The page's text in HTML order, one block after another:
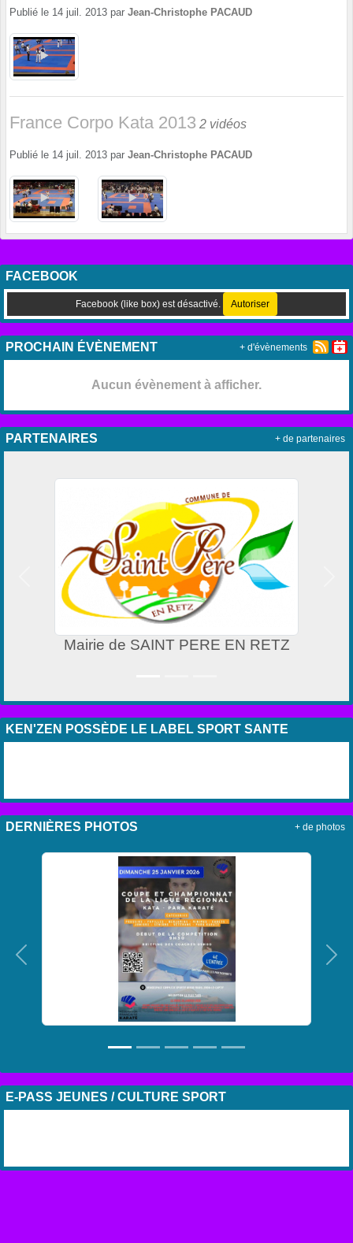
Publié le 14 juil. 2013 par Jean-Christophe PACAUD
France Corpo Kata 2013 2 vidéos
Publié le 14 juil. 2013 par Jean-Christophe PACAUD
FACEBOOK
Facebook (like box) est désactivé. Autoriser
PROCHAIN ÉVÈNEMENT
Aucun évènement à afficher.
+ d'évènements
PARTENAIRES
Mairie de SAINT PERE EN RETZ
Précedent
+ de partenaires
KEN'ZEN POSSÈDE LE LABEL SPORT SANTE
DERNIÈRES PHOTOS
Précedent
+ de photos
E-PASS JEUNES / CULTURE SPORT